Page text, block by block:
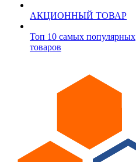
АКЦИОННЫЙ ТОВАР
Топ 10 самых популярных
товаров